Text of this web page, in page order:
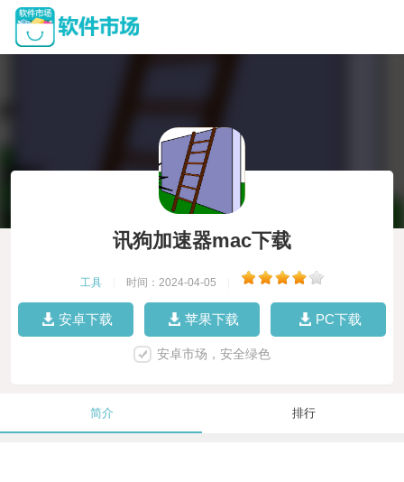
讯狗加速器mac下载
工具 时间：2024-04-05
安卓下载 苹果下载 PC下载
安卓市场，安全绿色
简介 排行